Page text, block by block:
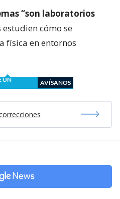
“son laboratorios
cómo se
física en entornos
UN
AVÍSANOS